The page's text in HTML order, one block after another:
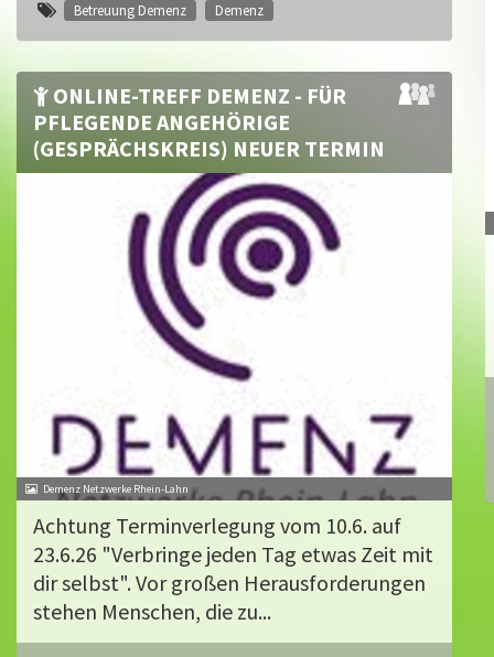
Betreuung Demenz Demenz
ONLINE-TREFF DEMENZ - FÜR
PFLEGENDE ANGEHÖRIGE
(GESPRÄCHSKREIS) NEUER TERMIN
Demenz Netzwerke Rhein-Lahn
Achtung Terminverlegung vom 10.6. auf
23.6.26 "Verbringe jeden Tag etwas Zeit mit
dir selbst". Vor großen Herausforderungen
stehen Menschen, die zu...